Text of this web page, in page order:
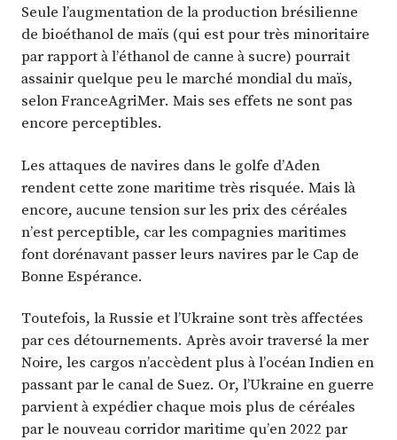
Seule l’augmentation de la production brésilienne
de bioéthanol de maïs (qui est pour très minoritaire
par rapport à l’éthanol de canne à sucre) pourrait
assainir quelque peu le marché mondial du maïs,
selon FranceAgriMer. Mais ses effets ne sont pas
encore perceptibles.
Les attaques de navires dans le golfe d’Aden
rendent cette zone maritime très risquée. Mais là
encore, aucune tension sur les prix des céréales
n’est perceptible, car les compagnies maritimes
font dorénavant passer leurs navires par le Cap de
Bonne Espérance.
Toutefois, la Russie et l’Ukraine sont très affectées
par ces détournements. Après avoir traversé la mer
Noire, les cargos n’accèdent plus à l’océan Indien en
passant par le canal de Suez. Or, l’Ukraine en guerre
parvient à expédier chaque mois plus de céréales
par le nouveau corridor maritime qu’en 2022 par